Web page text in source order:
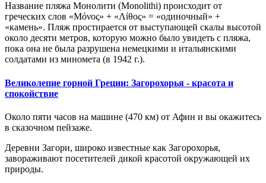
Название пляжа Монолити (Monolithi) происходит от
греческих слов «Μόνος» + «Λίθος» = «одиночный» +
«камень». Пляж простирается от выступающей скалы высотой
около десяти метров, которую можно было увидеть с пляжа,
пока она не была разрушена немецкими и итальянскими
солдатами из миномета (в 1942 г.).
Великолепие горной Греции: Загорохорья - красота и
спокойствие
Около пяти часов на машине (470 км) от Афин и вы окажитесь
в сказочном пейзаже.
Деревни Загори, широко известные как Загорохорья,
завораживают посетителей дикой красотой окружающей их
природы.